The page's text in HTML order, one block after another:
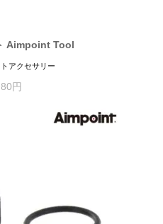
Aimpoint Tool
アクセサリー
円